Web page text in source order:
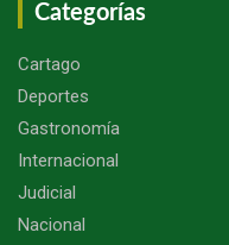
Categorías
Cartago
Deportes
Gastronomía
Internacional
Judicial
Nacional